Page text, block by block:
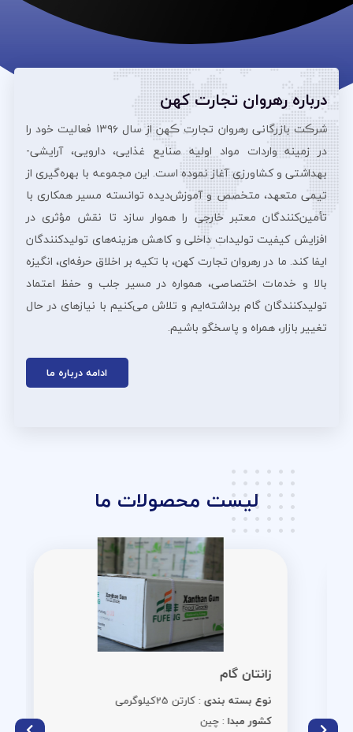
درباره رهروان تجارت کهن
شرڪت بازرگانی رهروان تجارت ڪهن از سال ۱۳۹۶ فعالیت خود را
در زمینه واردات مواد اولیه صنایع غذایی، دارویی، آرایشی‌-
بهداشتی و کشاورزی آغاز نموده است. این مجموعه با بهره‌گیری از
تیمی متعهد، متخصص و آموزش‌دیده توانسته مسیر همکاری با
تأمین‌کنندگان معتبر خارجی را هموار سازد تا نقش مؤثری در
افزایش کیفیت تولیدات داخلی و کاهش هزینه‌های تولیدکنندگان
ایفا کند. ما در رهروان تجارت کهن، با تکیه بر اخلاق حرفه‌ای، انگیزه
بالا و خدمات اختصاصی، همواره در مسیر جلب و حفظ اعتماد
تولیدکنندگان گام برداشته‌ایم و تلاش می‌کنیم با نیازهای در حال
تغییر بازار، همراه و پاسخگو باشیم.
ادامه درباره ما
لیست محصولات ما
زانتان گام
نوع بسته بندی: کارتن 25کیلوگرمی
کشور مبدا: چین